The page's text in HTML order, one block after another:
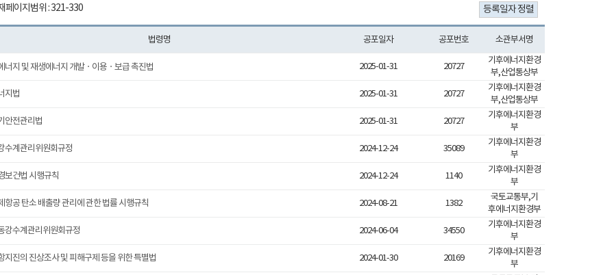
페이지범위 : 321-330
법령명 공포일자 공포번호 소관부서명
너지 및 재생에너지 개발ㆍ이용ㆍ보급 촉진법 2025-01-31 20727
기후에너지환경
부,산업통상부
지법 2025-01-31 20727
기후에너지환경
부,산업통상부
안전관리법 2025-01-31 20727
기후에너지환경
부
수계관리위원회규정 2024-12-24 35089
기후에너지환경
부
보건법 시행규칙 2024-12-24 1140
기후에너지환경
부
항공 탄소 배출량 관리에 관한 법률 시행규칙 2024-08-21 1382
국토교통부,기
후에너지환경부
강수계관리위원회규정 2024-06-04 34550
기후에너지환경
부
지진의 진상조사 및 피해구제 등을 위한 특별법 2024-01-30 20169
기후에너지환경
부